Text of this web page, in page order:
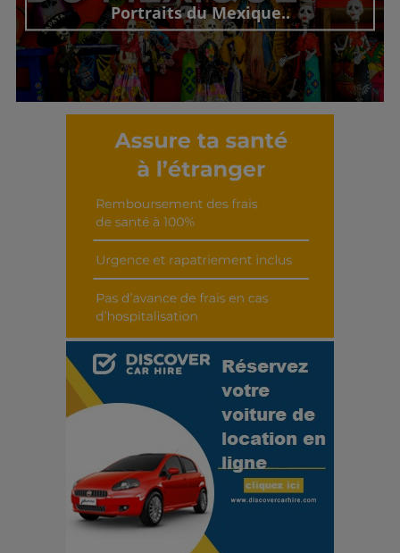
Portraits du Mexique..
Découvrir cet interview